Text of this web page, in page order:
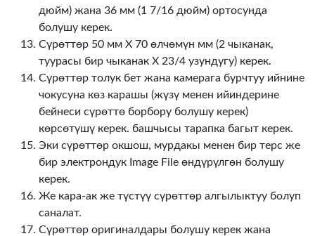
дюйм) жана 36 мм (1 7/16 дюйм) ортосунда
болушу керек.
Сүрөттөр 50 мм X 70 өлчөмүн мм (2 чыканак,
туурасы бир чыканак X 23/4 узундугу) керек.
Сүрөттөр толук бет жана камерага бурчтуу ийнине
чокусуна көз карашы (жүзү менен ийиндерине
бейнеси сүрөттө борбору болушу керек)
көрсөтүшү керек. башчысы тарапка багыт керек.
Эки сүрөттөр окшош, мурдакы менен бир терс же
бир электрондук Image File өндүрүлгөн болушу
керек.
Же кара-ак же түстүү сүрөттөр алгылыктуу болуп
саналат.
Сүрөттөр оригиналдары болушу керек жана